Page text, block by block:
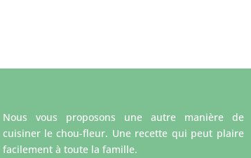
Nous vous proposons une autre manière de
cuisiner le chou-fleur. Une recette qui peut plaire
facilement à toute la famille.